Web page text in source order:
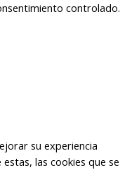
controlado.
su experiencia
las cookies que se